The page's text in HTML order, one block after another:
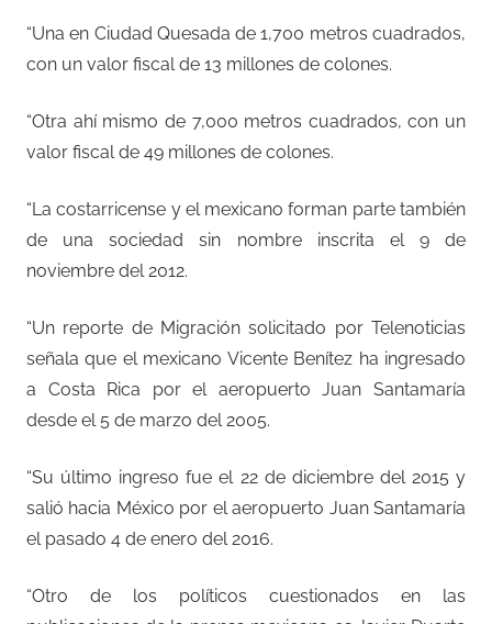
“Una en Ciudad Quesada de 1,700 metros cuadrados,
con un valor fiscal de 13 millones de colones.
“Otra ahí mismo de 7,000 metros cuadrados, con un
valor fiscal de 49 millones de colones.
“La costarricense y el mexicano forman parte también
de una sociedad sin nombre inscrita el 9 de
noviembre del 2012.
“Un reporte de Migración solicitado por Telenoticias
señala que el mexicano Vicente Benítez ha ingresado
a Costa Rica por el aeropuerto Juan Santamaría
desde el 5 de marzo del 2005.
“Su último ingreso fue el 22 de diciembre del 2015 y
salió hacia México por el aeropuerto Juan Santamaría
el pasado 4 de enero del 2016.
“Otro de los políticos cuestionados en las